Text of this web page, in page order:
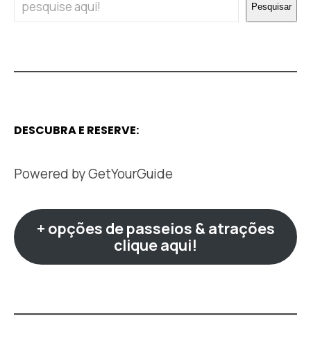
Pesquisar
DESCUBRA E RESERVE:
Powered byGetYourGuide
+ opções de passeios & atrações
clique aqui!